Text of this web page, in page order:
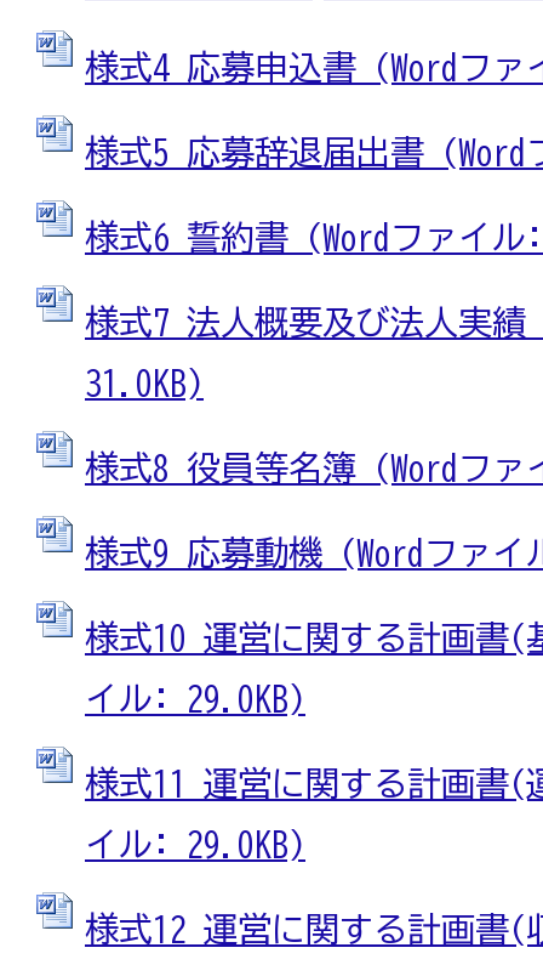
様式4 応募申込書 (Wordファ
様式5 応募辞退届出書
様式6 誓約書 (Wordファイル
様式7 法人概要及び法人実績
31.0KB)
様式8 役員等名簿 (Wordファ
様式9 応募動機 (Wordファイ
様式10 運営に関する計画書(
イル: 29.0KB)
様式11 運営に関する計画書(
イル: 29.0KB)
様式12 運営に関する計画書(